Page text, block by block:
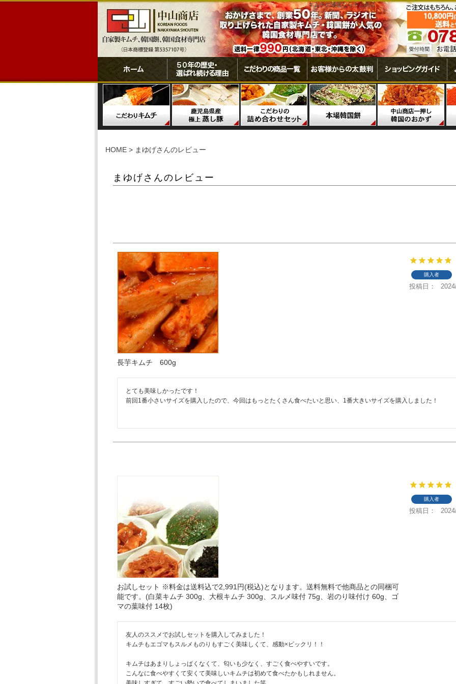
キムチの通販なら中山商店
HOME まゆげさんのレビュー
まゆげさんのレビュー
長芋キムチ 600g
購入者
投稿日
とても美味しかったです！
前回1番小さいサイズを購入したので、今回はもっとたくさん食べたいと思い、1番大きいサイズを購入しました！
お試しセット ※料金は送料込で2,991円(税込)となります。送料無料で他商品との同梱可
能です。(白菜キムチ 300g、大根キムチ 300g、スルメ味付 75g、岩のり味付け 60g、ゴ
マの葉味付 14枚)
購入者
投稿日
友人のススメでお試しセットを購入してみました！
キムチもエゴマもスルメものりもすごく美味しくて、感動×ビックリ！！
キムチはあまりしょっぱくなくて、匂いも少なく、すごく食べやすいです。
こんなに食べやすくて安くて美味しいキムチは初めて食べたかもしれません。